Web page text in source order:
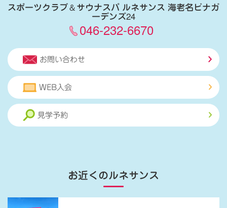
スポーツクラブ＆サウナスパ ルネサンス 海老名ビナガ
ーデンズ24
046-232-6670
お問い合わせ
WEB入会
見学予約
お近くのルネサンス